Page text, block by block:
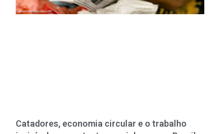
Catadores, economia circular e o trabalho